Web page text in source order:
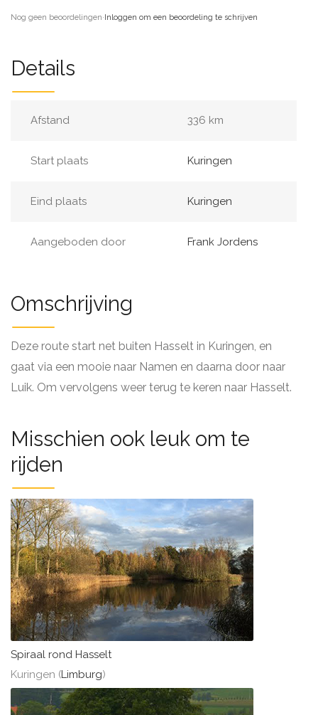
Nog geen beoordelingen·Inloggen om een beoordeling te schrijven
Details
Afstand 336 km
Start plaats Kuringen
Eind plaats Kuringen
Aangeboden door Frank Jordens
Omschrijving
Deze route start net buiten Hasselt in Kuringen, en
gaat via een mooie naar Namen en daarna door naar
Luik. Om vervolgens weer terug te keren naar Hasselt.
Misschien ook leuk om te
rijden
Spiraal rond Hasselt
Kuringen (Limburg)